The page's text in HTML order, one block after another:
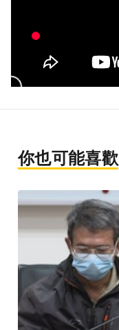
你也可能喜歡